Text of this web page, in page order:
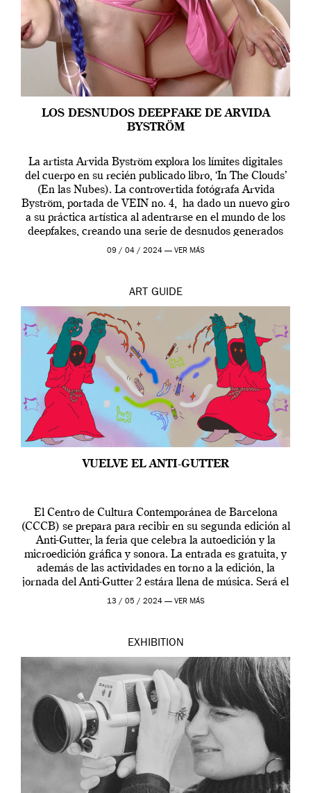
LOS DESNUDOS DEEPFAKE DE ARVIDA
BYSTRÖM
La artista Arvida Byström explora los límites digitales
del cuerpo en su recién publicado libro, ‘In The Clouds’
(En las Nubes). La controvertida fotógrafa Arvida
Byström, portada de VEIN no. 4, ha dado un nuevo giro
a su práctica artística al adentrarse en el mundo de los
deepfakes, creando una serie de desnudos generados
por […]
09 / 04 / 2024 — VER MÁS
ART GUIDE
VUELVE EL ANTI-GUTTER
El Centro de Cultura Contemporánea de Barcelona
(CCCB) se prepara para recibir en su segunda edición al
Anti-Gutter, la feria que celebra la autoedición y la
microedición gráfica y sonora. La entrada es gratuita, y
además de las actividades en torno a la edición, la
jornada del Anti-Gutter 2 estára llena de música. Será el
[…]
13 / 05 / 2024 — VER MÁS
EXHIBITION